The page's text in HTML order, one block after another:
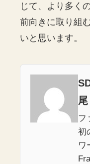
じて、より多く
前向きに取り組
いと思います。
尾
フ
初
ワ